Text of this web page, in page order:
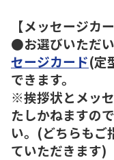
【メッセージカ
●お選びいただい
セージカード(定
できます。
※挨拶状とメッ
たしかねますの
い。(どちらもご
ていただきます)